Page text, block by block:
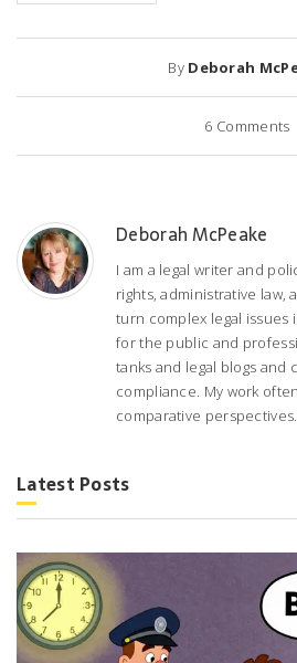
By Deborah
6 Comments
Deborah McPeake
I am a legal writer and
rights, administrative law,
turn complex legal issues
for the public and
tanks and legal blogs and
compliance. My work
comparative perspectives.
Latest Posts